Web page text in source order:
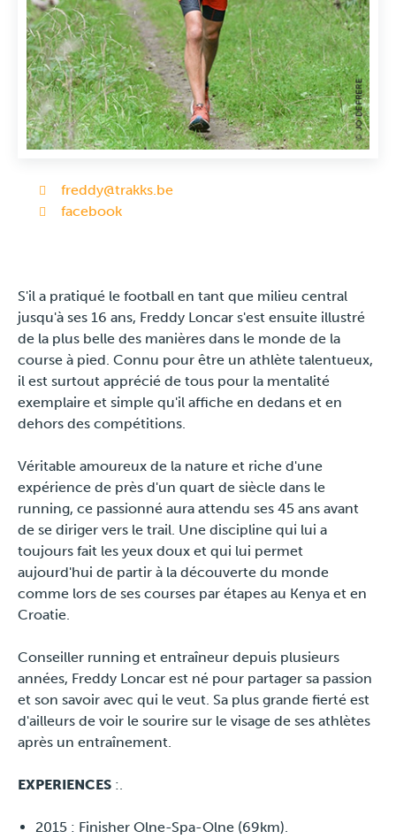
Travel
Plus
À propos
TraKKs Team
Partenaires
Presse
freddy@trakks.be
facebook
S'il a pratiqué le football en tant que milieu central
jusqu'à ses 16 ans, Freddy Loncar s'est ensuite illustré
de la plus belle des manières dans le monde de la
course à pied. Connu pour être un athlète talentueux,
il est surtout apprécié de tous pour la mentalité
exemplaire et simple qu'il affiche en dedans et en
dehors des compétitions.
Véritable amoureux de la nature et riche d'une
expérience de près d'un quart de siècle dans le
running, ce passionné aura attendu ses 45 ans avant
de se diriger vers le trail. Une discipline qui lui a
toujours fait les yeux doux et qui lui permet
aujourd'hui de partir à la découverte du monde
comme lors de ses courses par étapes au Kenya et en
Croatie.
Conseiller running et entraîneur depuis plusieurs
années, Freddy Loncar est né pour partager sa passion
et son savoir avec qui le veut. Sa plus grande fierté est
d'ailleurs de voir le sourire sur le visage de ses athlètes
après un entraînement.
EXPERIENCES :.
2015 : Finisher Olne-Spa-Olne (69km).